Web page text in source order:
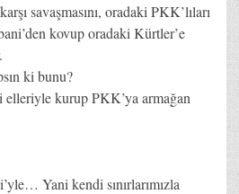
savaşmasını, oradaki PKK’lıları
kovup oradaki Kürtler’e
ki bunu?
elleriyle kurup PKK’ya armağan
Yani kendi sınırlarımızla